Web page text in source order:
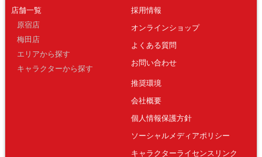
店舗一覧
原宿店
梅田店
エリアから探す
キャラクターから探す
採用情報
オンラインショップ
よくある質問
お問い合わせ
推奨環境
会社概要
個人情報保護方針
ソーシャルメディアポリシー
キャラクターライセンスリンク